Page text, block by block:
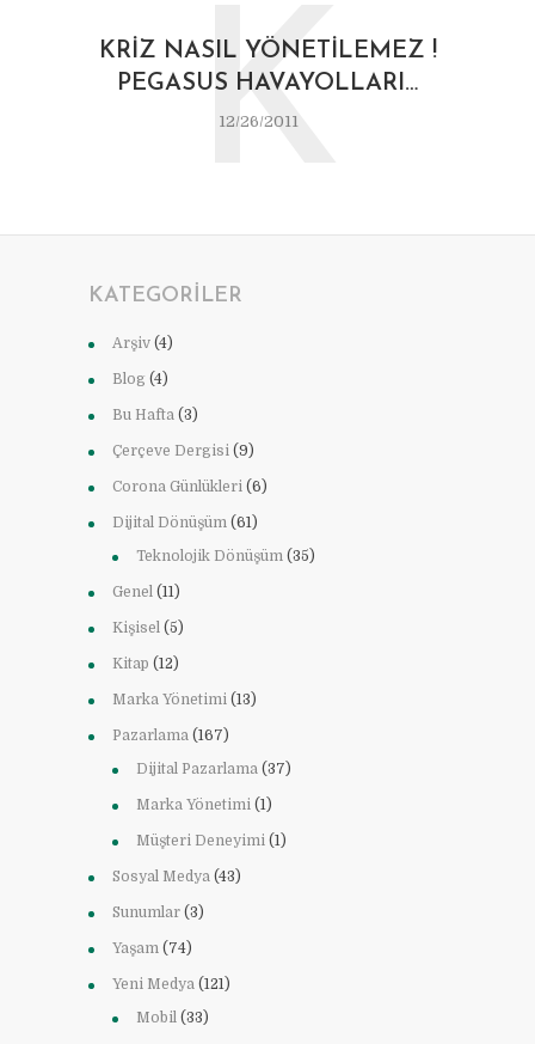
KRIZ NASIL YÖNETILEMEZ !
PEGASUS HAVAYOLLARI…
12/26/2011
K
KATEGORILER
Arşiv (4)
Blog (4)
Bu Hafta (3)
Çerçeve Dergisi (9)
Corona Günlükleri (6)
Dijital Dönüşüm (61)
Teknolojik Dönüşüm (35)
Genel (11)
Kişisel (5)
Kitap (12)
Marka Yönetimi (13)
Pazarlama (167)
Dijital Pazarlama (37)
Marka Yönetimi (1)
Müşteri Deneyimi (1)
Sosyal Medya (43)
Sunumlar (3)
Yaşam (74)
Yeni Medya (121)
Mobil (33)